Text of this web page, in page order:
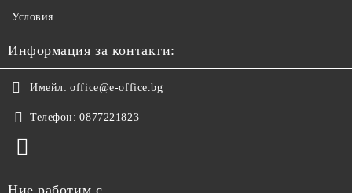
Условия
Информация за контакти:
Имейл: office@e-office.bg
Телефон: 0877221823
Ние работим с